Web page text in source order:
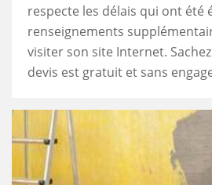
respecte les délais qui ont été
renseignements
visiter son site Internet.
devis est gratuit et sans